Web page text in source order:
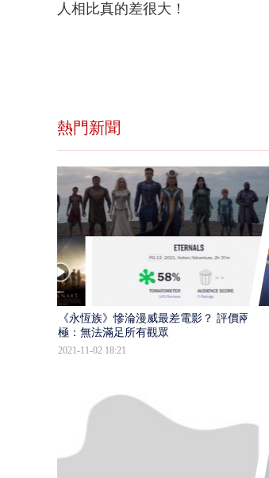
人相比真的差很大！
熱門新聞
​《永恆族》慘淪漫威最差電影？ 評價兩
極：無法滿足所有觀眾
2021-11-02 18:21